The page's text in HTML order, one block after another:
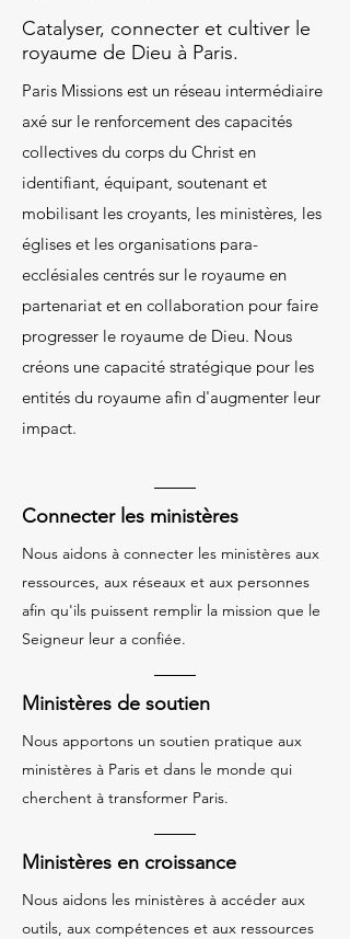
Catalyser, connecter et cultiver le
royaume de Dieu à Paris.
Paris Missions est un réseau intermédiaire
axé sur le renforcement des capacités
collectives du corps du Christ en
identifiant, équipant, soutenant et
mobilisant les croyants, les ministères, les
églises et les organisations para-
ecclésiales centrés sur le royaume en
partenariat et en collaboration pour faire
progresser le royaume de Dieu. Nous
créons une capacité stratégique pour les
entités du royaume afin d'augmenter leur
impact.
Connecter les ministères
Nous aidons à connecter les ministères aux
ressources, aux réseaux et aux personnes
afin qu'ils puissent remplir la mission que le
Seigneur leur a confiée.
Ministères de soutien
Nous apportons un soutien pratique aux
ministères à Paris et dans le monde qui
cherchent à transformer Paris.
Ministères en croissance
Nous aidons les ministères à accéder aux
outils, aux compétences et aux ressources